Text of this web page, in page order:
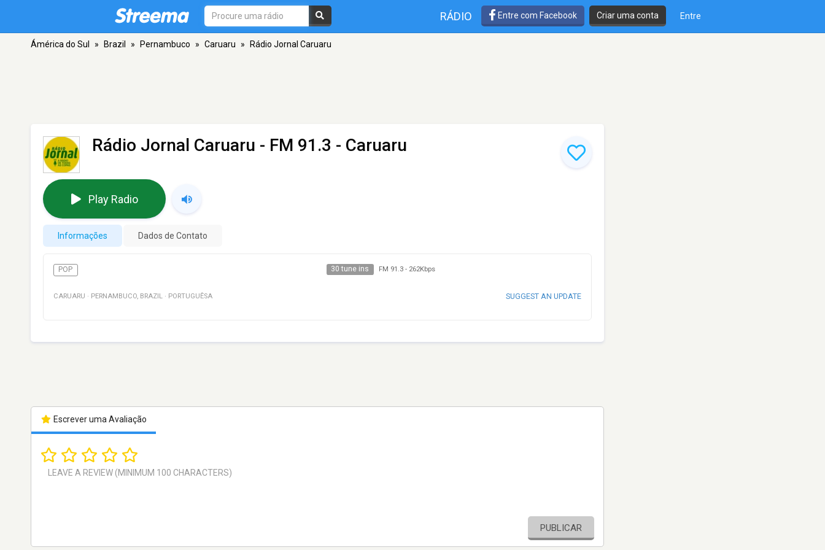
RÁDIO Entre com Facebook Criar uma conta Entre
Ámérica do Sul » Brazil » Pernambuco » Caruaru » Rádio Jornal Caruaru
Rádio Jornal Caruaru - FM 91.3 - Caruaru
Play Radio
Informações Dados de Contato
POP 30 tune ins FM 91.3- 262Kbps
CARUARU · PERNAMBUCO, BRAZIL · PORTUGUÊSA SUGGEST AN UPDATE
Escrever uma Avaliação
PUBLICAR